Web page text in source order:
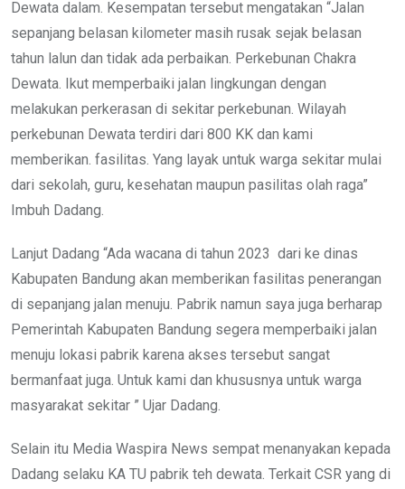
Dewata dalam. Kesempatan tersebut mengatakan “Jalan
sepanjang belasan kilometer masih rusak sejak belasan
tahun lalun dan tidak ada perbaikan. Perkebunan Chakra
Dewata. Ikut memperbaiki jalan lingkungan dengan
melakukan perkerasan di sekitar perkebunan. Wilayah
perkebunan Dewata terdiri dari 800 KK dan kami
memberikan. fasilitas. Yang layak untuk warga sekitar mulai
dari sekolah, guru, kesehatan maupun pasilitas olah raga”
Imbuh Dadang.
Lanjut Dadang “Ada wacana di tahun 2023 dari ke dinas
Kabupaten Bandung akan memberikan fasilitas penerangan
di sepanjang jalan menuju. Pabrik namun saya juga berharap
Pemerintah Kabupaten Bandung segera memperbaiki jalan
menuju lokasi pabrik karena akses tersebut sangat
bermanfaat juga. Untuk kami dan khususnya untuk warga
masyarakat sekitar ” Ujar Dadang.
Selain itu Media Waspira News sempat menanyakan kepada
Dadang selaku KA TU pabrik teh dewata. Terkait CSR yang di